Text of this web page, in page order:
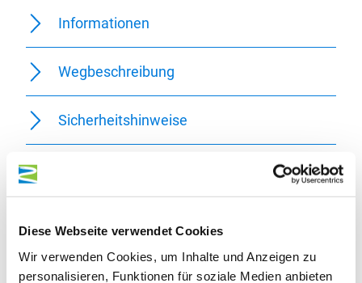
Diese Webseite verwendet Cookies
Wir verwenden Cookies, um Inhalte und Anzeigen zu
personalisieren, Funktionen für soziale Medien anbieten
Informationen
Wegbeschreibung
Sicherheitshinweise
Anfahrt